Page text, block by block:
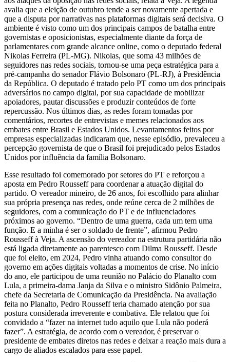
avalia que a eleição de outubro tende a ser novamente apertada e
que a disputa por narrativas nas plataformas digitais será decisiva. O
ambiente é visto como um dos principais campos de batalha entre
governistas e oposicionistas, especialmente diante da força de
parlamentares com grande alcance online, como o deputado federal
Nikolas Ferreira (PL-MG). Nikolas, que soma 43 milhões de
seguidores nas redes sociais, tornou-se uma peça estratégica para a
pré-campanha do senador Flávio Bolsonaro (PL-RJ), à Presidência
da República. O deputado é tratado pelo PT como um dos principais
adversários no campo digital, por sua capacidade de mobilizar
apoiadores, pautar discussões e produzir conteúdos de forte
repercussão. Nos últimos dias, as redes foram tomadas por
comentários, recortes de entrevistas e memes relacionados aos
embates entre Brasil e Estados Unidos. Levantamentos feitos por
empresas especializadas indicaram que, nesse episódio, prevaleceu a
percepção governista de que o Brasil foi prejudicado pelos Estados
Unidos por influência da família Bolsonaro.
Esse resultado foi comemorado por setores do PT e reforçou a
aposta em Pedro Rousseff para coordenar a atuação digital do
partido. O vereador mineiro, de 26 anos, foi escolhido para alinhar
sua própria presença nas redes, onde reúne cerca de 2 milhões de
seguidores, com a comunicação do PT e de influenciadores
próximos ao governo. “Dentro de uma guerra, cada um tem uma
função. E a minha é ser o soldado de frente”, afirmou Pedro
Rousseff à Veja. A ascensão do vereador na estrutura partidária não
está ligada diretamente ao parentesco com Dilma Rousseff. Desde
que foi eleito, em 2024, Pedro vinha atuando como consultor do
governo em ações digitais voltadas a momentos de crise. No início
do ano, ele participou de uma reunião no Palácio do Planalto com
Lula, a primeira-dama Janja da Silva e o ministro Sidônio Palmeira,
chefe da Secretaria de Comunicação da Presidência. Na avaliação
feita no Planalto, Pedro Rousseff teria chamado atenção por sua
postura considerada irreverente e combativa. Ele relatou que foi
convidado a “fazer na internet tudo aquilo que Lula não poderá
fazer”. A estratégia, de acordo com o vereador, é preservar o
presidente de embates diretos nas redes e deixar a reação mais dura a
cargo de aliados escalados para esse papel.